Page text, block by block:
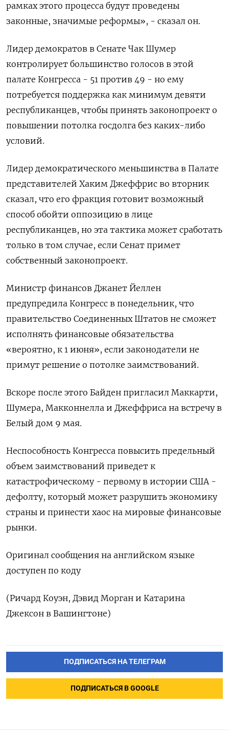
рамках этого процесса будут проведены
законные, значимые реформы», - сказал он.
Лидер демократов в Сенате Чак Шумер
контролирует большинство голосов в этой
палате Конгресса - 51 против 49 - но ему
потребуется поддержка как минимум девяти
республиканцев, чтобы принять законопроект о
повышении потолка госдолга без каких-либо
условий.
Лидер демократического меньшинства в Палате
представителей Хаким Джеффрис во вторник
сказал, что его фракция готовит возможный
способ обойти оппозицию в лице
республиканцев, но эта тактика может сработать
только в том случае, если Сенат примет
собственный законопроект.
Министр финансов Джанет Йеллен
предупредила Конгресс в понедельник, что
правительство Соединенных Штатов не сможет
исполнять финансовые обязательства
«вероятно, к 1 июня», если законодатели не
примут решение о потолке заимствований.
Вскоре после этого Байден пригласил Маккарти,
Шумера, Макконнелла и Джеффриса на встречу в
Белый дом 9 мая.
Неспособность Конгресса повысить предельный
объем заимствований приведет к
катастрофическому - первому в истории США -
дефолту, который может разрушить экономику
страны и принести хаос на мировые финансовые
рынки.
Оригинал сообщения на английском языке
доступен по коду
(Ричард Коуэн, Дэвид Морган и Катарина
Джексон в Вашингтоне)
ПОДПИСАТЬСЯ НА ТЕЛЕГРАМ
ПОДПИСАТЬСЯ В GOOGLE